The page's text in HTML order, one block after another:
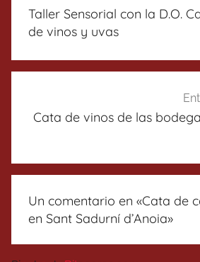
de
entradas
Taller Sensorial con la D.O.
de vinos y uvas
Cata de vinos de las
Un comentario en «Cata de
en Sant Sadurní d’Anoia»